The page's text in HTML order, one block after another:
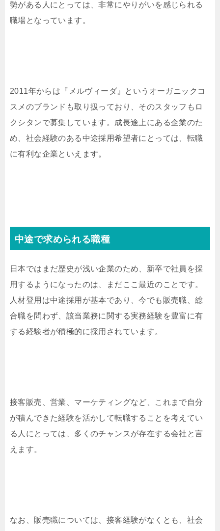
勢がある人にとっては、非常にやりがいを感じられる
職場となっています。
2011年からは『メルヴィーダ』というオーガニックコ
スメのブランドも取り扱っており、そのスタッフもロ
クシタンで募集しています。成長途上にある企業のた
め、社会経験のある中途採用希望者にとっては、転職
に有利な企業といえます。
中途で求められる職種
日本ではまだ歴史が浅い企業のため、新卒で社員を採
用するようになったのは、まだここ最近のことです。
人材登用は中途採用が基本であり、今でも販売職、総
合職を問わず、該当業務に関する実務経験を豊富に有
する経験者が積極的に採用されています。
接客販売、営業、マーケティングなど、これまで自分
が積んできた経験を活かして転職することを考えてい
る人にとっては、多くのチャンスが存在する会社と言
えます。
なお、販売職については、接客経験がなくとも、社会